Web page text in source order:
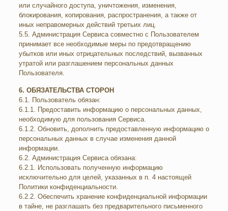
или случайного доступа, уничтожения, изменения,
блокирования, копирования, распространения, а также от
иных неправомерных действий третьих лиц.
5.5. Администрация Сервиса совместно с Пользователем
принимает все необходимые меры по предотвращению
убытков или иных отрицательных последствий, вызванных
утратой или разглашением персональных данных
Пользователя.
6. ОБЯЗАТЕЛЬСТВА СТОРОН
6.1. Пользователь обязан:
6.1.1. Предоставить информацию о персональных данных,
необходимую для пользования Сервиса.
6.1.2. Обновить, дополнить предоставленную информацию о
персональных данных в случае изменения данной
информации.
6.2. Администрация Сервиса обязана:
6.2.1. Использовать полученную информацию
исключительно для целей, указанных в п. 4 настоящей
Политики конфиденциальности.
6.2.2. Обеспечить хранение конфиденциальной информации
в тайне, не разглашать без предварительного письменного